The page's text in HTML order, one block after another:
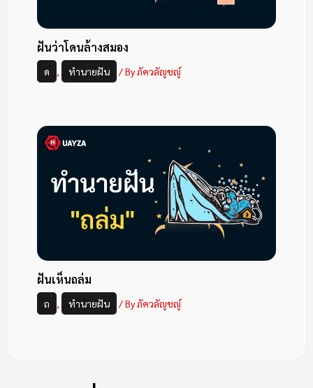
ฝันว่าโดนล้างสมอง
ด , ทำนายฝัน / Byภัควลัญชญ์
ฝันเห็นถล่ม
ถ , ทำนายฝัน / Byภัควลัญชญ์